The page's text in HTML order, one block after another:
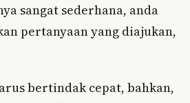
sangat sederhana, anda
pertanyaan yang diajukan,
bertindak cepat, bahkan,